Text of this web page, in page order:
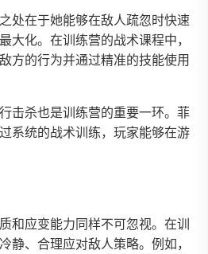
处在于她能够在敌人疏忽时快速
化。在训练营的战术课程中，
方的行为并通过精准的技能使用
击杀也是训练营的重要一环。菲
系统的战术训练，玩家能够在游
和应变能力同样不可忽视。在训
、合理应对敌人策略。例如，